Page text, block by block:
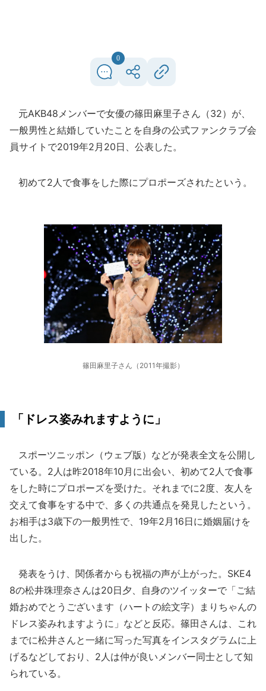
0
元AKB48メンバーで女優の篠田麻里子さん（32）が、
一般男性と結婚していたことを自身の公式ファンクラブ会
員サイトで2019年2月20日、公表した。
初めて2人で食事をした際にプロポーズされたという。
篠田麻里子さん（2011年撮影）
「ドレス姿みれますように」
スポーツニッポン（ウェブ版）などが発表全文を公開し
ている。2人は昨2018年10月に出会い、初めて2人で食事
をした時にプロポーズを受けた。それまでに2度、友人を
交えて食事をする中で、多くの共通点を発見したという。
お相手は3歳下の一般男性で、19年2月16日に婚姻届けを
出した。
発表をうけ、関係者からも祝福の声が上がった。SKE4
8の松井珠理奈さんは20日夕、自身のツイッターで「ご結
婚おめでとうございます（ハートの絵文字）まりちゃんの
ドレス姿みれますように」などと反応。篠田さんは、これ
までに松井さんと一緒に写った写真をインスタグラムに上
げるなどしており、2人は仲が良いメンバー同士として知
られている。